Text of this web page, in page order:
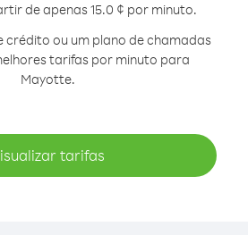
de apenas 15.0 ¢ por minuto.
crédito ou um plano de chamadas
tarifas por minuto para
Mayotte.
tarifas